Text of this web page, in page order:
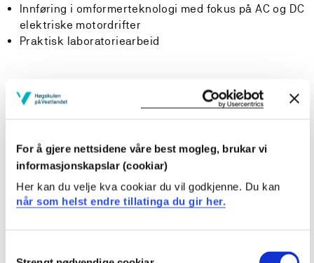
For å gjere nettsidene våre best mogleg, brukar vi
informasjonskapslar (cookiar)
Her kan du velje kva cookiar du vil godkjenne. Du kan
når som helst endre tillatinga du gir her.
Innføring i omformerteknologi med fokus på AC og DC
elektriske motordrifter
Praktisk laboratoriearbeid
Læringsutbytte
Studenten har kunnskap om oppbygning og drift av
elektriske maskiner.
Studenten har grunnleggende kunnskap om
elektriske maskiners plass og betydning i